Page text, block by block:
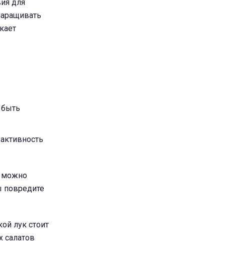
для
быть
можно
повредите
лук стоит
салатов